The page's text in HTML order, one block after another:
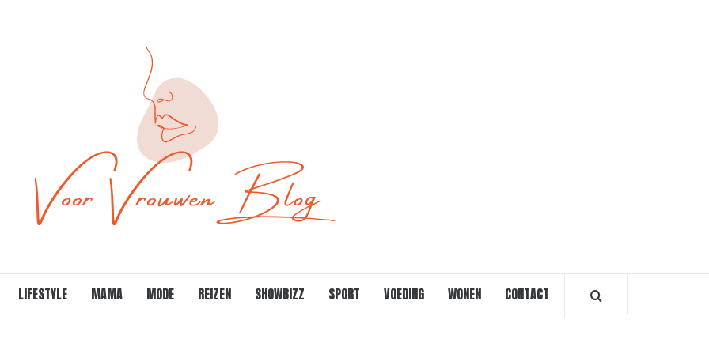
LIFESTYLE MAMA MODE REIZEN SHOWBIZZ SPORT VOEDING WONEN CONTACT